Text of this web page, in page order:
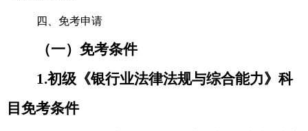
四、免考申请
（一）免考条件
1.初级《银行业法律法规与综合能力》科
目免考条件